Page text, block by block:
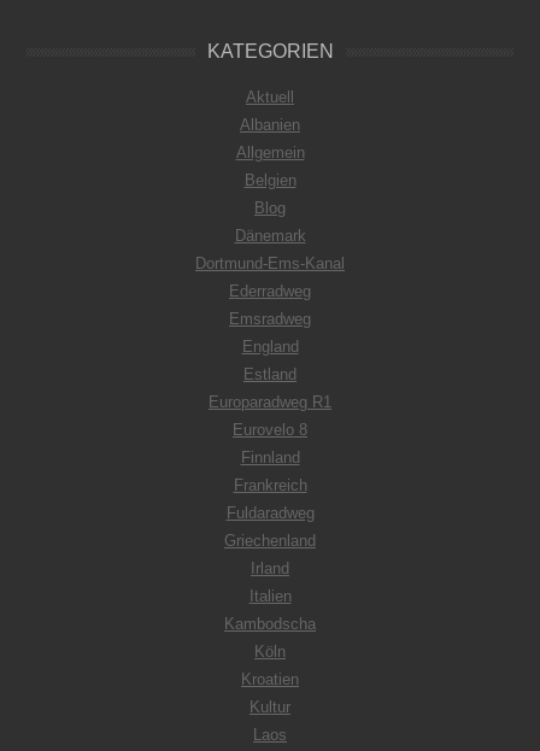
KATEGORIEN
Aktuell
Albanien
Allgemein
Belgien
Blog
Dänemark
Dortmund-Ems-Kanal
Ederradweg
Emsradweg
England
Estland
Europaradweg R1
Eurovelo 8
Finnland
Frankreich
Fuldaradweg
Griechenland
Irland
Italien
Kambodscha
Köln
Kroatien
Kultur
Laos